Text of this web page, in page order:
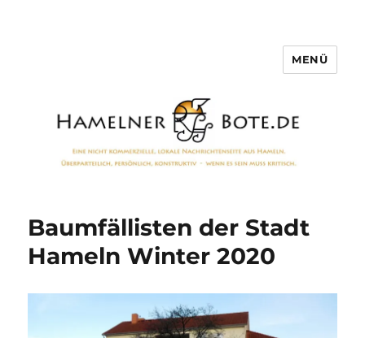
MENÜ
Baumfällisten der Stadt
Hameln Winter 2020